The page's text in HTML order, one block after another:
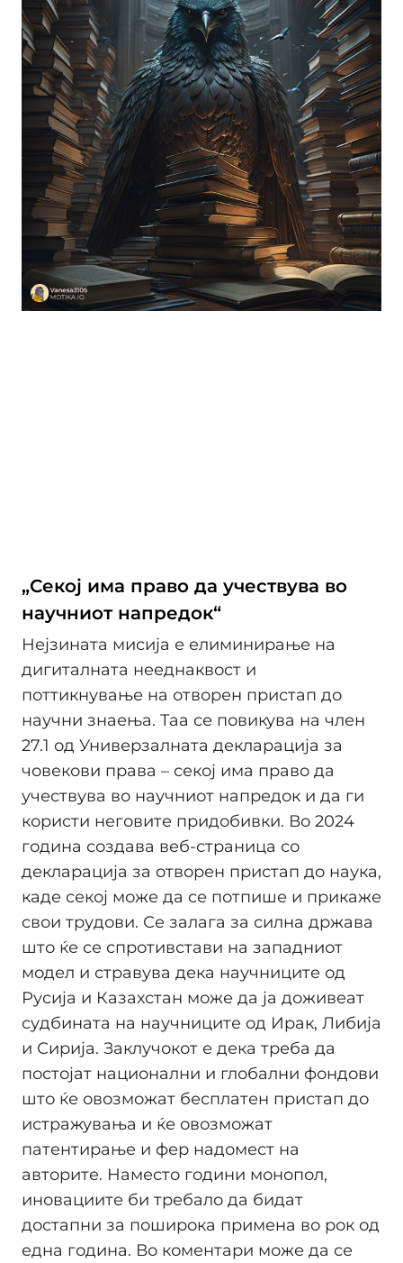
„Секој има право да учествува во
научниот напредок“
Нејзината мисија е елиминирање на
дигиталната нееднаквост и
поттикнување на отворен пристап до
научни знаења. Таа се повикува на член
27.1 од Универзалната декларација за
човекови права – секој има право да
учествува во научниот напредок и да ги
користи неговите придобивки. Во 2024
година создава веб-страница со
декларација за отворен пристап до наука,
каде секој може да се потпише и прикаже
свои трудови. Се залага за силна држава
што ќе се спротивстави на западниот
модел и стравува дека научниците од
Русија и Казахстан може да ја доживеат
судбината на научниците од Ирак, Либија
и Сирија. Заклучокот е дека треба да
постојат национални и глобални фондови
што ќе овозможат бесплатен пристап до
истражувања и ќе овозможат
патентирање и фер надомест на
авторите. Наместо години монопол,
иновациите би требало да бидат
достапни за поширока примена во рок од
една година. Во коментари може да се